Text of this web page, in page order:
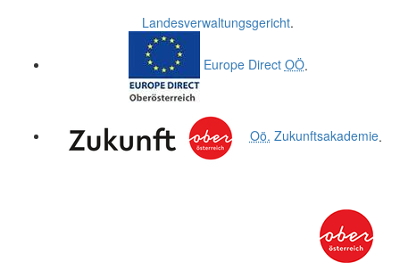
Landesverwaltungsgericht.
Europe Direct OÖ.
Oö. Zukunftsakademie.